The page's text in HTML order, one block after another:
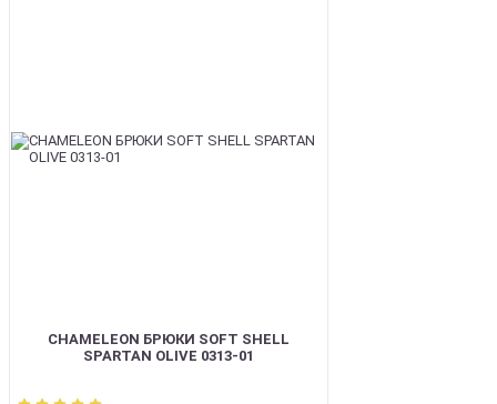
CHAMELEON БРЮКИ SOFT SHELL
SPARTAN OLIVE 0313-01